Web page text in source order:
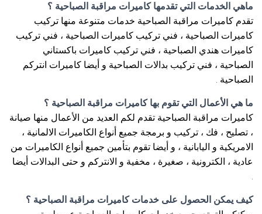
ماهي الخدمات التي تقدمها كاميرات مراقبة الصباحية ؟
تقدم كاميرات مراقبة الصباحية خدمات متنوعة منها تركيب
كاميرات الصباحية ، فني تركيب كاميرات الصباحية ، فني تركيب
كاميرات هندي الصباحية ، فني تركيب كاميرات باكستاني
الصباحية ، فني تركيب بدالات الصباحية و أيضا كاميرات انتركم
الصباحية .
ما هي الأعمال التي تقوم بها كاميرات مراقبة الصباحية ؟
كاميرات مراقبة الصباحية تقدم لكم العديد من الأعمال منها صيانة
، تصليح ، فك ، تركيب و برمجة جميع أنواع الكاميرات الالمانية ،
الامريكية و اليابانية ، و أيضا تقوم بتأمين جميع أنواع الكاميرات من
عادية ، الكترونية ، صغيرة ، مخفية و الانتركم و حتى البدالات أيضا
.
كيف يمكن الحصول على خدمات كاميرات مراقبة الصباحية ؟